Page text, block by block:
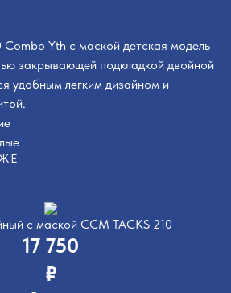
Yth c маской детская модель
закрывающей подкладкой двойной
удобным легким дизайном и
с маской CCM TACKS 210
17 750
₽